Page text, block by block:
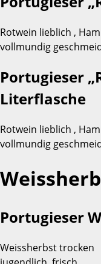
Rotwein lieblich ,
vollmundig
Portugieser
Literflasche
Rotwein lieblich ,
vollmundig
Portugieser
Weissherbst trocken